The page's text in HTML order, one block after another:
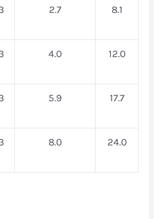
2.7 8.1
4.0 12.0
5.9 17.7
8.0 24.0